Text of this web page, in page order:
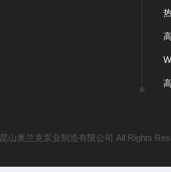
山奥兰克泵业制造有限公司 All Rights